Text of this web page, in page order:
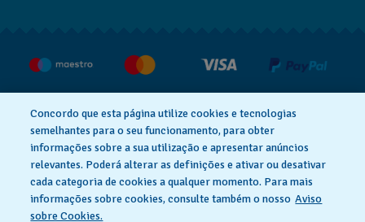
Aviso De Privacidade Aviso De Cookies
Concordo que esta página utilize cookies e tecnologias
semelhantes para o seu funcionamento, para obter
informações sobre a sua utilização e apresentar anúncios
relevantes. Poderá alterar as definições e ativar ou desativar
cada categoria de cookies a qualquer momento. Para mais
informações sobre cookies, consulte também o nosso Aviso
sobre Cookies.